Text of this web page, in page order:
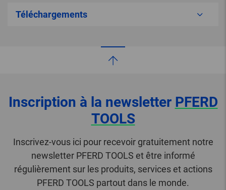
Téléchargements
Inscription à la newsletter PFERD
TOOLS
Inscrivez-vous ici pour recevoir gratuitement notre
newsletter PFERD TOOLS et être informé
régulièrement sur les produits, services et actions
PFERD TOOLS partout dans le monde.